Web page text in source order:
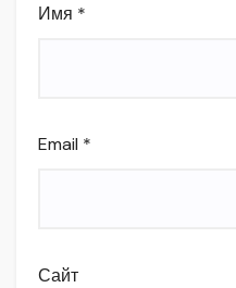
Имя *
Email *
Сайт